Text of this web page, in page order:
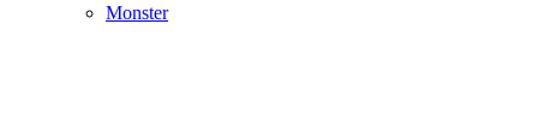
Monster